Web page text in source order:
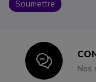
Soumettre
IconNos